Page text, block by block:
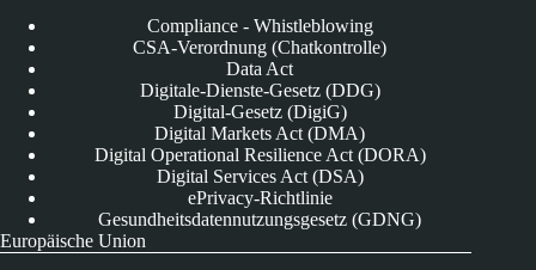
Compliance - Whistleblowing
CSA-Verordnung (Chatkontrolle)
Data Act
Digitale-Dienste-Gesetz (DDG)
Digital-Gesetz (DigiG)
Digital Markets Act (DMA)
Digital Operational Resilience Act (DORA)
Digital Services Act (DSA)
ePrivacy-Richtlinie
Gesundheitsdatennutzungsgesetz (GDNG)
Europäische Union